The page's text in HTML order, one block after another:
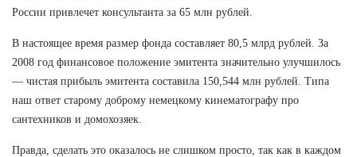
России привлечет консультанта за 65 млн рублей.
В настоящее время размер фонда составляет 80,5 млрд рублей. За
2008 год финансовое положение эмитента значительно улучшилось
— чистая прибыль эмитента составила 150,544 млн рублей. Типа
наш ответ старому доброму немецкому кинематографу про
сантехников и домохозяек.
Правда, сделать это оказалось не слишком просто, так как в каждом